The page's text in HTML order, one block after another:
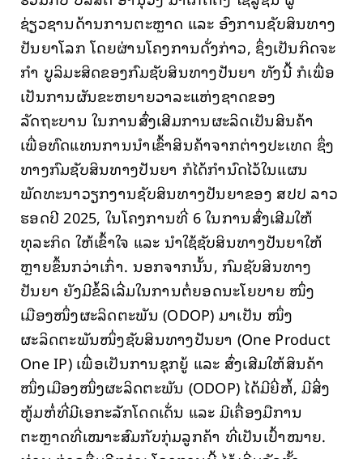
ຊ່ຽວຊານດ້ານການຕະຫຼາດ ແລະ ອົງການຊັບສິນທາງ
ປັນຍາໂລກ ໂດຍຜ່ານໂຄງການດັ່ງກ່າວ, ຊຶ່ງເປັນກິດຈະ
ກໍາ ບູລິມະສິດຂອງກົມຊັບສິນທາງປັນຍາ ທັງນີ້ ກໍເພື່ອ
ເປັນການຜັນຂະຫຍາຍວາລະແຫ່ງຊາດຂອງ
ລັດຖະບານ ໃນການສົ່ງເສີມການຜະລິດເປັນສິນຄ້າ
ເພື່ອທົດແທນການນໍາເຂົ້າສິນຄ້າຈາກຕ່າງປະເທດ ຊຶ່ງ
ທາງກົມຊັບສິນທາງປັນຍາ ກໍໄດ້ກຳນົດໄວ້ໃນແຜນ
ພັດທະນາວຽກງານຊັບສິນທາງປັນຍາຂອງ ສປປ ລາວ
ຮອດປີ 2025, ໃນໂຄງການທີ່ 6 ໃນການສົ່ງເສີມໃຫ້
ທຸລະກິດ ໃຫ້ເຂົ້າໃຈ ແລະ ນໍາໃຊ້ຊັບສິນທາງປັນຍາໃຫ້
ຫຼາຍຂຶ້ນກວ່າເກົ່າ. ນອກຈາກນັ້ນ, ກົມຊັບສິນທາງ
ປັນຍາ ຍັງມີຂໍ້ລິເລີ່ມໃນການຕໍ່ຍອດນະໂຍບາຍ ໜຶ່ງ
ເມືອງໜຶ່ງຜະລິດຕະພັນ (ODOP) ມາເປັນ ໜຶ່ງ
ຜະລິດຕະພັນໜຶ່ງຊັບສິນທາງປັນຍາ (One Product
One IP) ເພື່ອເປັນການຊຸກຍູ້ ແລະ ສົ່ງເສີມໃຫ້ສິນຄ້າ
ໜຶ່ງເມືອງໜຶ່ງຜະລິດຕະພັນ (ODOP) ໄດ້ມີຍີ່ຫໍ້, ມີສິ່ງ
ຫູ້ມຫໍ່ທີ່ມີເອກະລັກໂດດເດັ່ນ ແລະ ມີເຄື່ອງມືການ
ຕະຫຼາດທີ່ເໝາະສົມກັບກຸ່ມລູກຄ້າ ທີ່ເປັນເປົ້າໝາຍ.